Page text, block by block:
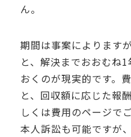
ん。
期間は事案によります
と、解決までおおむね
おくのが現実的です。
と、回収額に応じた報
しくは費用のページで
本人訴訟も可能ですが